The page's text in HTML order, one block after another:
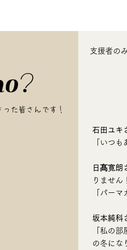
た皆さんです！
支援者の
石田ユキ
「いつ
日髙寛朗
りません
「パー
坂本純科
私の部
の冬にな